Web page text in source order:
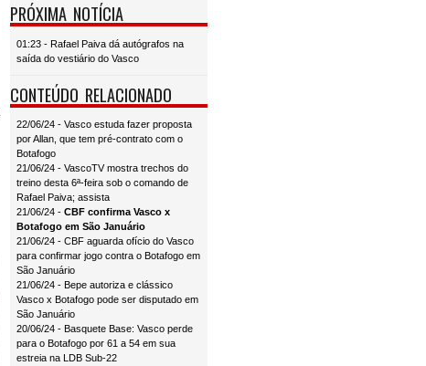
PRÓXIMA NOTÍCIA
01:23 - Rafael Paiva dá autógrafos na
saída do vestiário do Vasco
CONTEÚDO RELACIONADO
22/06/24 - Vasco estuda fazer proposta
por Allan, que tem pré-contrato com o
Botafogo
21/06/24 - VascoTV mostra trechos do
treino desta 6ª-feira sob o comando de
Rafael Paiva; assista
21/06/24 - CBF confirma Vasco x
Botafogo em São Januário
21/06/24 - CBF aguarda ofício do Vasco
para confirmar jogo contra o Botafogo em
São Januário
21/06/24 - Bepe autoriza e clássico
Vasco x Botafogo pode ser disputado em
São Januário
20/06/24 - Basquete Base: Vasco perde
para o Botafogo por 61 a 54 em sua
estreia na LDB Sub-22